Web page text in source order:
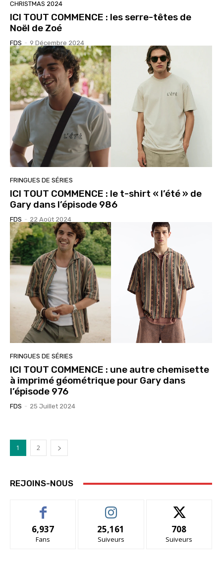
CHRISTMAS 2024
ICI TOUT COMMENCE : les serre-têtes de
Noël de Zoé
FDS - 9 Décembre 2024
FRINGUES DE SÉRIES
ICI TOUT COMMENCE : le t-shirt « l’été » de
Gary dans l’épisode 986
FDS - 22 Août 2024
FRINGUES DE SÉRIES
ICI TOUT COMMENCE : une autre chemisette
à imprimé géométrique pour Gary dans
l’épisode 976
FDS - 25 Juillet 2024
1 2
REJOINS-NOUS
6,937
Fans
25,161
Suiveurs
708
Suiveurs